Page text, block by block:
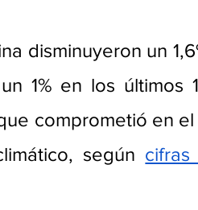
disminuyeron un
1% en los últimos
comprometió en
según